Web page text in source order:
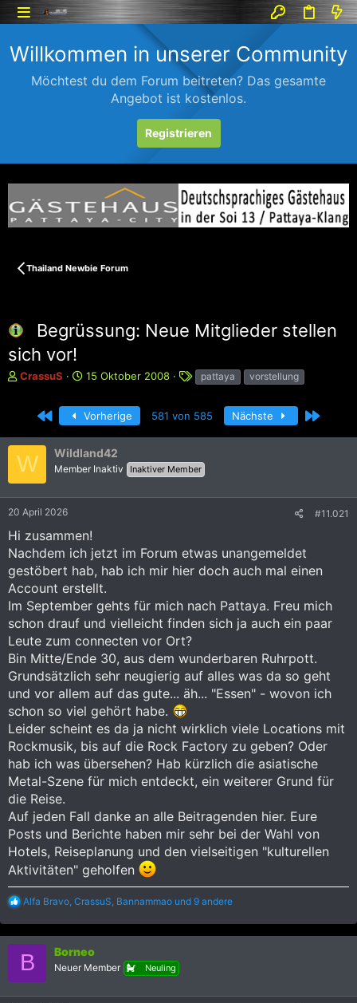
Willkommen in unserer Community
Möchtest du dem Forum beitreten? Das gesamte
Angebot ist kostenlos.
Registrieren
Thailand Newbie Forum
Begrüssung: Neue Mitglieder stellen
sich vor!
E
l
l
e
CrassuS
E
s
t
l
t
15 Oktober 2008
S
l
w
o
pattaya vorstellung
Erste Vorherige 581 von 585 Nächste Letzte
W Wildland42
Member Inaktiv Inaktiver Member
20 April 2026 #11.021
Hi zusammen!
Nachdem ich jetzt im Forum etwas unangemeldet
gestöbert hab, hab ich mir hier doch auch mal einen
Account erstellt.
Im September gehts für mich nach Pattaya. Freu mich
schon drauf und vielleicht finden sich ja auch ein paar
Leute zum connecten vor Ort?
Bin Mitte/Ende 30, aus dem wunderbaren Ruhrpott.
Grundsätzlich sehr neugierig auf alles was da so geht
und vor allem auf das gute... äh... "Essen" - wovon ich
schon so viel gehört habe.
Leider scheint es da ja nicht wirklich viele Locations mit
Rockmusik, bis auf die Rock Factory zu geben? Oder
hab ich was übersehen? Hab kürzlich die asiatische
Metal-Szene für mich entdeckt, ein weiterer Grund für
die Reise.
Auf jeden Fall danke an alle Beitragenden hier. Eure
Posts und Berichte haben mir sehr bei der Wahl von
Hotels, Reiseplanung und den vielseitigen "kulturellen
Aktivitäten" geholfen
R
a
k
i
Alfa Bravo CrassuS Bannammao und 9 andere
B Borneo
Neuer Member Neuling